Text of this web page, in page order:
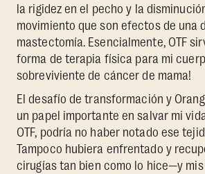
la rigidez en el pecho y la
movimiento que son efectos de una
mastectomía. Esencialmente, OTF
forma de terapia física para mi
sobreviviente de cáncer de mama!
El desafío de transformación y
un papel importante en salvar mi
OTF, podría no haber notado ese
Tampoco hubiera enfrentado y
cirugías tan bien como lo hice—y